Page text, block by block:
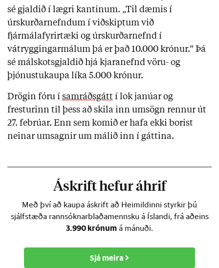
sé gjaldið í lægri kantinum. „Til dæmis í
úrskurðarnefndum í viðskiptum við
fjármálafyrirtæki og úrskurðarnefnd í
vátryggingarmálum þá er það 10.000 krónur.“ Þá
sé málskotsgjaldið hjá kjaranefnd vöru- og
þjónustukaupa líka 5.000 krónur.
Drögin fóru í samráðsgátt í lok janúar og
fresturinn til þess að skila inn umsögn rennur út
27. febrúar. Enn sem komið er hafa ekki borist
neinar umsagnir um málið inn í gáttina.
Áskrift hefur áhrif
Með því að kaupa áskrift að Heimildinni styrkir þú
sjálfstæða rannsóknarblaðamennsku á Íslandi, frá aðeins
3.990 krónum á mánuði.
Sjá meira